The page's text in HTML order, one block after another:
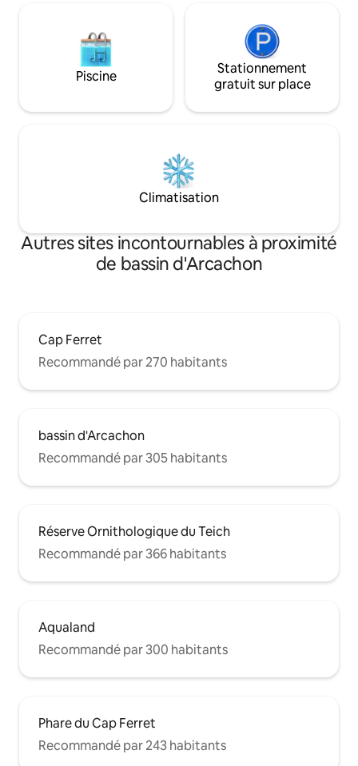
Piscine
Stationnement
gratuit sur place
Climatisation
Autres sites incontournables à proximité
de bassin d'Arcachon
Cap Ferret
Recommandé par 270 habitants
bassin d'Arcachon
Recommandé par 305 habitants
Réserve Ornithologique du Teich
Recommandé par 366 habitants
Aqualand
Recommandé par 300 habitants
Phare du Cap Ferret
Recommandé par 243 habitants